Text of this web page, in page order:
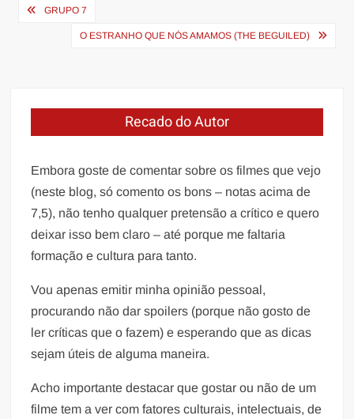
Navegação
GRUPO 7
O ESTRANHO QUE NÓS AMAMOS (THE BEGUILED)
Recado do Autor
Embora goste de comentar sobre os filmes que vejo
(neste blog, só comento os bons – notas acima de
7,5), não tenho qualquer pretensão a crítico e quero
deixar isso bem claro – até porque me faltaria
formação e cultura para tanto.
Vou apenas emitir minha opinião pessoal,
procurando não dar spoilers (porque não gosto de
ler críticas que o fazem) e esperando que as dicas
sejam úteis de alguma maneira.
Acho importante destacar que gostar ou não de um
filme tem a ver com fatores culturais, intelectuais, de